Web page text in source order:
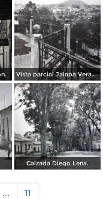
Avenida de la Revolucion Jalapa Veracruz. Vista parcial Jalapa Veracruz.
Calzada Diego Lena.
...
11